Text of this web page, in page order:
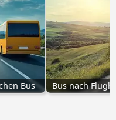
Bus Bus nach